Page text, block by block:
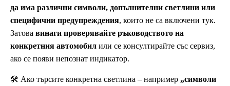
да има различни символи, допълнителни светлини или
специфични предупреждения, които не са включени тук.
Затова винаги проверявайте ръководството на
конкретния автомобил или се консултирайте със сервиз,
ако се появи непознат индикатор.
🛠 Ако търсите конкретна светлина – например „символи